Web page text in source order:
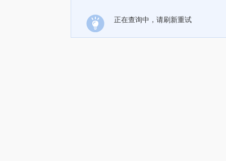
正在查询中，请刷新重试